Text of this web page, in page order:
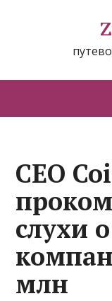
CEO
слухи
млн